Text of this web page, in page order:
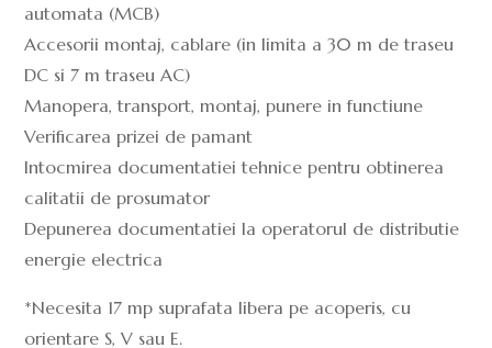
automata (MCB)
Accesorii montaj, cablare (in limita a 30 m de traseu
DC si 7 m traseu AC)
Manopera, transport, montaj, punere in functiune
Verificarea prizei de pamant
Intocmirea documentatiei tehnice pentru obtinerea
calitatii de prosumator
Depunerea documentatiei la operatorul de distributie
energie electrica
*Necesita 17 mp suprafata libera pe acoperis, cu
orientare S, V sau E.